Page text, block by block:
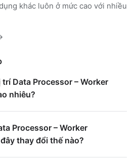
khác luôn ở mức cao với nhiều
Data Processor – Worker
nhiêu?
Processor – Worker
thay đổi thế nào?